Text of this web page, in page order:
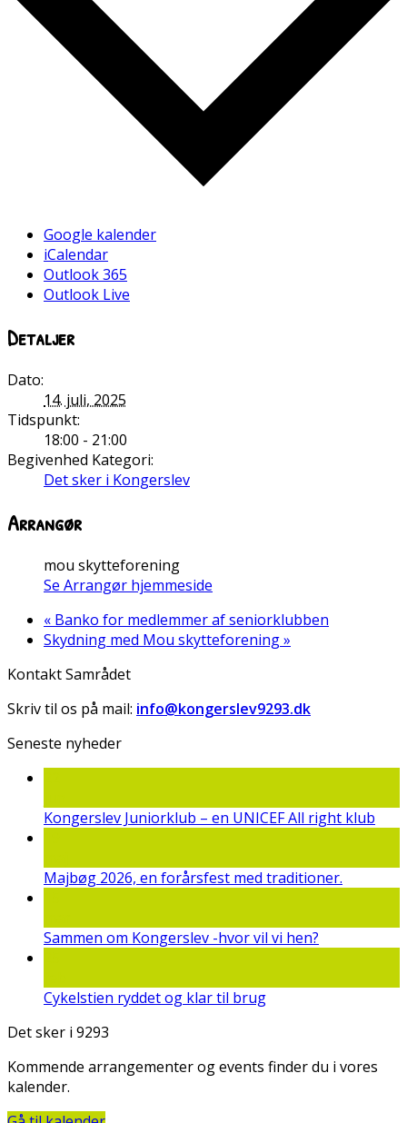
Google kalender
iCalendar
Outlook 365
Outlook Live
Detaljer
Dato:
14. juli, 2025
Tidspunkt:
18:00 - 21:00
Begivenhed Kategori:
Det sker i Kongerslev
Arrangør
mou skytteforening
Se Arrangør hjemmeside
« Banko for medlemmer af seniorklubben
Skydning med Mou skytteforening»
Kontakt Samrådet
Skriv til os på mail: info@kongerslev9293.dk
Seneste nyheder
Kongerslev Juniorklub – en UNICEF All right klub
Majbøg 2026, en forårsfest med traditioner.
Sammen om Kongerslev -hvor vil vi hen?
Cykelstien ryddet og klar til brug
Det sker i 9293
Kommende arrangementer og events finder du i vores
kalender.